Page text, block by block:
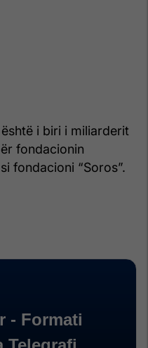
i biri i miliarderit
fondacionin
fondacioni “Soros”.